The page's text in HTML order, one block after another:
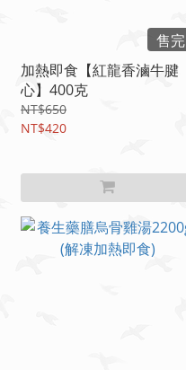
售完
加熱即食【紅龍香滷牛腱
心】400克
NT$650
NT$420